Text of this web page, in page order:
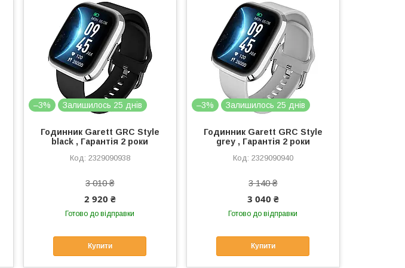
–3% Залишилось 25 днів
Годинник Garett GRC Style
black , Гарантія 2 роки
2329090938
3 010 ₴
2 920 ₴
Готово до відправки
Купити
–3% Залишилось 25 днів
Годинник Garett GRC Style
grey , Гарантія 2 роки
2329090940
3 140 ₴
3 040 ₴
Готово до відправки
Купити